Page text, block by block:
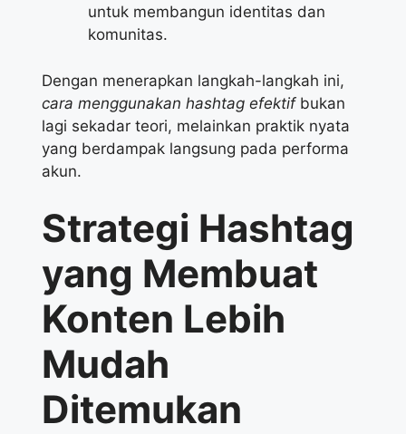
untuk membangun identitas dan
komunitas.
Dengan menerapkan langkah-langkah ini,
cara menggunakan hashtag efektifbukan
lagi sekadar teori, melainkan praktik nyata
yang berdampak langsung pada performa
akun.
Strategi Hashtag
yang Membuat
Konten Lebih
Mudah
Ditemukan